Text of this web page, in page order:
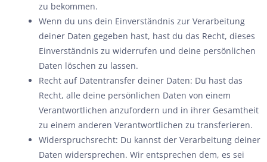
zu bekommen.
Wenn du uns dein Einverständnis zur Verarbeitung
deiner Daten gegeben hast, hast du das Recht, dieses
Einverständnis zu widerrufen und deine persönlichen
Daten löschen zu lassen.
Recht auf Datentransfer deiner Daten: Du hast das
Recht, alle deine persönlichen Daten von einem
Verantwortlichen anzufordern und in ihrer Gesamtheit
zu einem anderen Verantwortlichen zu transferieren.
Widerspruchsrecht: Du kannst der Verarbeitung deiner
Daten widersprechen. Wir entsprechen dem, es sei